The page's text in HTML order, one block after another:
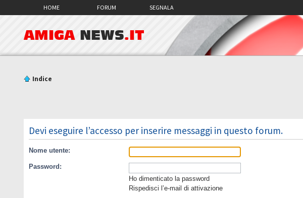
HOME FORUM SEGNALA
AMIGA NEWS.IT
Indice
Devi eseguire l’accesso per inserire messaggi in questo forum.
Nome utente:
Password:
Ho dimenticato la password
Rispedisci l’e-mail di attivazione